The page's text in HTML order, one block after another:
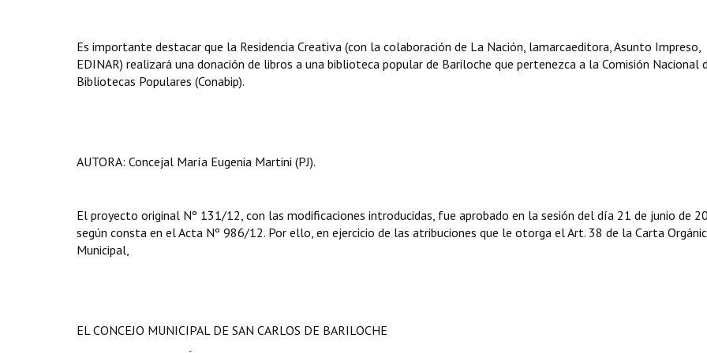
Es importante destacar que la Residencia Creativa (con la colaboración de La Nación, lamarcaeditora, Asunto Impreso,
EDINAR) realizará una donación de libros a una biblioteca popular de Bariloche que pertenezca a la Comisión Nacional
Bibliotecas Populares (Conabip).
AUTORA: Concejal María Eugenia Martini (PJ).
El proyecto original Nº 131/12, con las modificaciones introducidas, fue aprobado en la sesión del día 21 de junio de
según consta en el Acta Nº 986/12. Por ello, en ejercicio de las atribuciones que le otorga el Art. 38 de la Carta
Municipal,
EL CONCEJO MUNICIPAL DE SAN CARLOS DE BARILOCHE